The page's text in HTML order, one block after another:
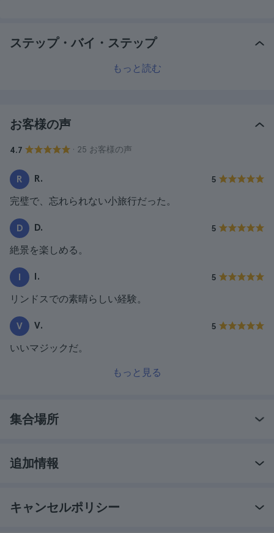
ステップ・バイ・ステップ
もっと読む
お客様の声
4.7 · 25 お客様の声
R R. 5
完璧で、忘れられない小旅行だった。
D D. 5
絶景を楽しめる。
I I. 5
リンドスでの素晴らしい経験。
V V. 5
いいマジックだ。
もっと見る
集合場所
追加情報
キャンセルポリシー